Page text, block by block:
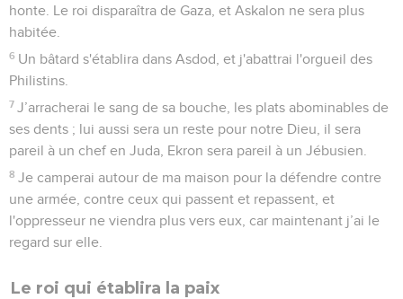
honte. Le roi disparaîtra de Gaza, et Askalon ne sera plus
habitée.
6 Un bâtard s'établira dans Asdod, et j'abattrai l'orgueil des
Philistins.
7 J’arracherai le sang de sa bouche, les plats abominables de
ses dents ; lui aussi sera un reste pour notre Dieu, il sera
pareil à un chef en Juda, Ekron sera pareil à un Jébusien.
8 Je camperai autour de ma maison pour la défendre contre
une armée, contre ceux qui passent et repassent, et
l'oppresseur ne viendra plus vers eux, car maintenant j’ai le
regard sur elle.
Le roi qui établira la paix